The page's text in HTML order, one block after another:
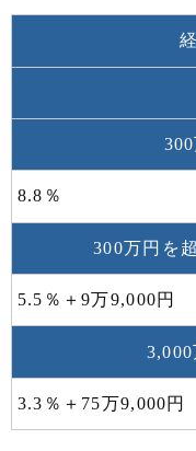
8.8％
300万円を
5.5％＋9万9,000円
3.3％＋75万9,000円